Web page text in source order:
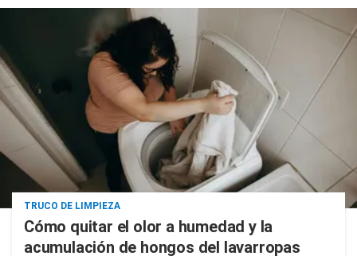
TRUCO DE LIMPIEZA
Cómo quitar el olor a humedad y la
acumulación de hongos del lavarropas